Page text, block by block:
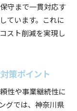
守まで一貫対応す
ています。これに
スト削減を実現し
策ポイント
性や事業継続性に
グでは、神奈川県